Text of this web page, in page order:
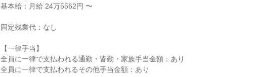
基本給：月給 24万5562円 〜
固定残業代：なし
【一律手当】
全員に一律で支払われる通勤・皆勤・家族手当金額：あり
全員に一律で支払われるその他手当金額：あり